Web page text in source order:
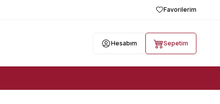
Favorilerim
Hesabım Sepetim